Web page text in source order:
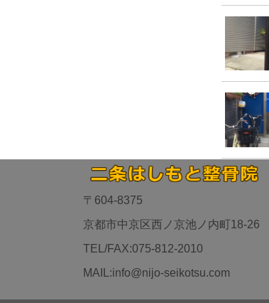
〒604-8375
京都市中京区西ノ京池ノ内町18-26
TEL/FAX:075-812-2010
MAIL:info@nijo-seikotsu.com